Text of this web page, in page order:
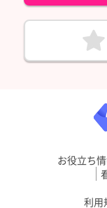
お役立ち
利用